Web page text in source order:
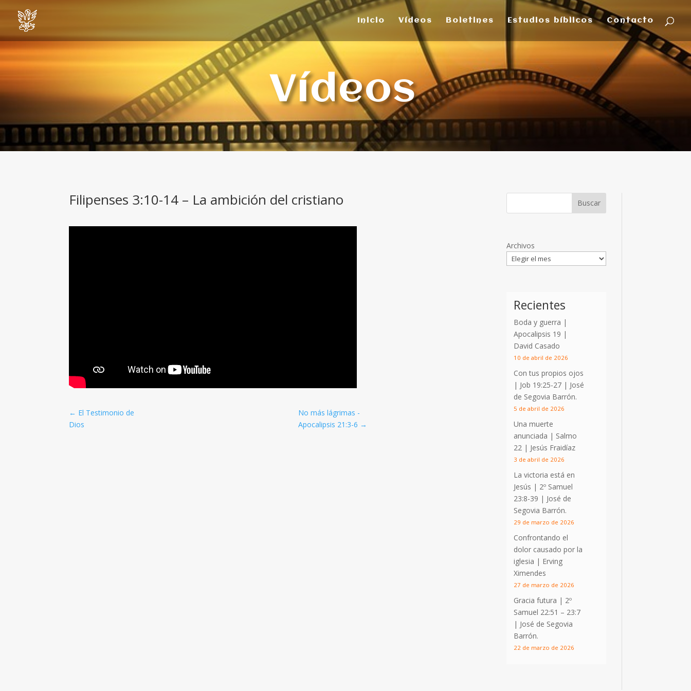
Inicio Vídeos Boletines Estudios bíblicos Contacto
Vídeos
Filipenses 3:10-14 – La ambición del cristiano
← El Testimonio de
Dios
No más lágrimas -
Apocalipsis 21:3-6 →
Archivos
Recientes
Boda y guerra |
Apocalipsis 19 |
David Casado
10 de abril de 2026
Con tus propios ojos
| Job 19:25-27 | José
de Segovia Barrón.
5 de abril de 2026
Una muerte
anunciada | Salmo
22 | Jesús Fraidíaz
3 de abril de 2026
La victoria está en
Jesús | 2º Samuel
23:8-39 | José de
Segovia Barrón.
29 de marzo de 2026
Confrontando el
dolor causado por la
iglesia | Erving
Ximendes
27 de marzo de 2026
Gracia futura | 2º
Samuel 22:51 – 23:7
| José de Segovia
Barrón.
22 de marzo de 2026